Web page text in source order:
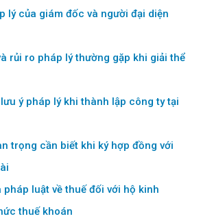
lý của giám đốc và người đại diện
rủi ro pháp lý thường gặp khi giải thể
ý pháp lý khi thành lập công ty tại
trọng cần biết khi ký hợp đồng với
pháp luật về thuế đối với hộ kinh
thuế khoán